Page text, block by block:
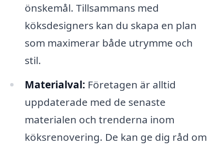
önskemål. Tillsammans med
köksdesigners kan du skapa en plan
som maximerar både utrymme och
stil.
Materialval: Företagen är alltid
uppdaterade med de senaste
materialen och trenderna inom
köksrenovering. De kan ge dig råd om